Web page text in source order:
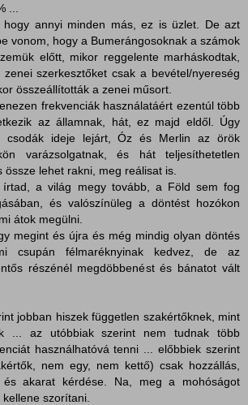
...
hogy annyi minden más, ez is üzlet. De azt
vonom, hogy a Bumerángosoknak a számok
előtt, mikor reggelente marháskodtak,
szerkesztőket csak a bevétel/nyereség
összeállították a zenei műsort.
frekvenciák használatáért ezentúl több
az államnak, hát, ez majd eldől. Úgy
csodák ideje lejárt, Óz és Merlin az örök
varázsolgatnak, és hát teljesíthetetlen
össze lehet rakni, meg reálisat is.
írtad, a világ megy tovább, a Föld sem fog
és valószínüleg a döntést hozókon
átok megülni.
megint és újra és még mindig olyan döntés
csupán félmaréknyinak kedvez, de az
részénél megdöbbenést és bánatot vált
jobban hiszek független szakértőknek, mint
... az utóbbiak szerint nem tudnak több
használhatóvá tenni ... előbbiek szerint
nem egy, nem kettő) csak hozzállás,
és akarat kérdése. Na, meg a mohóságot
szorítani.